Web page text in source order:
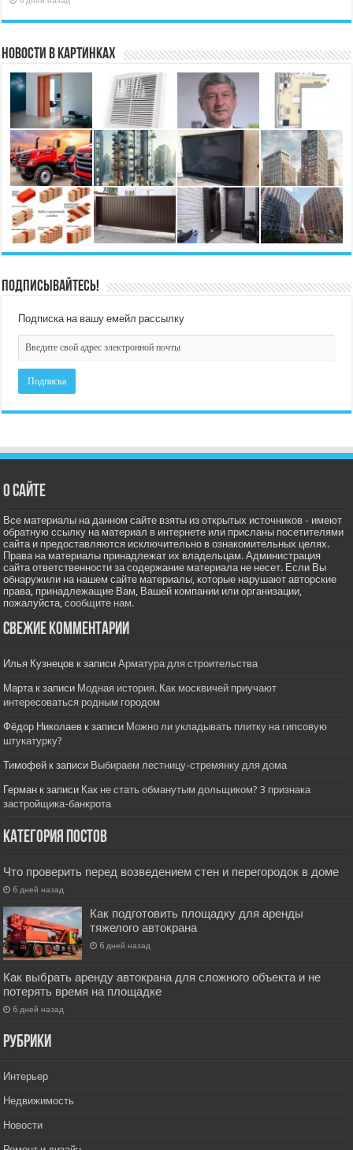
Новости в картинках
Подписывайтесь!
Подписка на вашу емейл рассылку
О сайте
Все материалы на данном сайте взяты из открытых источников - имеют
обратную ссылку на материал в интернете или присланы посетителями
сайта и предоставляются исключительно в ознакомительных целях.
Права на материалы принадлежат их владельцам. Администрация
сайта ответственности за содержание материала не несет. Если Вы
обнаружили на нашем сайте материалы, которые нарушают авторские
права, принадлежащие Вам, Вашей компании или организации,
пожалуйста,сообщите нам.
Свежие комментарии
Илья Кузнецов к записиАрматура для строительства
Марта к записи Модная история. Как москвичей приучают
интересоваться родным городом
Фёдор Николаев к записи Можно ли укладывать плитку на гипсовую
штукатурку?
Тимофей к записи Выбираем лестницу-стремянку для дома
Герман к записи Как не стать обманутым дольщиком? 3 признака
застройщика-банкрота
Категория постов
Что проверить перед возведением стен и перегородок в доме
6 дней назад
Как подготовить площадку для аренды
тяжелого автокрана
6 дней назад
Как выбрать аренду автокрана для сложного объекта и не
потерять время на площадке
6 дней назад
РУбрики
Интерьер
Недвижимость
Новости